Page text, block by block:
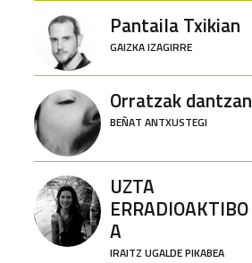
Pantaila Txikian
GAIZKA IZAGIRRE
Orratzak dantzan
BEÑAT ANTXUSTEGI
UZTA
ERRADIOAKTIBO
A
IRAITZ UGALDE PIKABEA